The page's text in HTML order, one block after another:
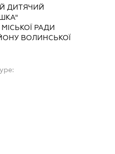
ДИТЯЧИЙ
РАДИ
ВОЛИНСЬКОЇ